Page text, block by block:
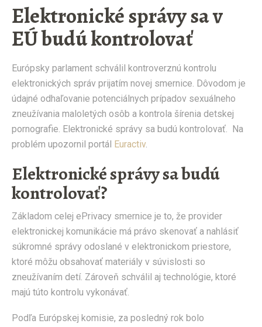
Elektronické správy sa v
EÚ budú kontrolovať
Európsky parlament schválil kontroverznú kontrolu
elektronických správ prijatím novej smernice. Dôvodom je
údajné odhaľovanie potenciálnych prípadov sexuálneho
zneužívania maloletých osôb a kontrola šírenia detskej
pornografie. Elektronické správy sa budú kontrolovať. Na
problém upozornil portál Euractiv.
Elektronické správy sa budú
kontrolovať?
Základom celej ePrivacy smernice je to, že provider
elektronickej komunikácie má právo skenovať a nahlásiť
súkromné správy odoslané v elektronickom priestore,
ktoré môžu obsahovať materiály v súvislosti so
zneužívaním detí. Zároveň schválil aj technológie, ktoré
majú túto kontrolu vykonávať.
Podľa Európskej komisie, za posledný rok bolo